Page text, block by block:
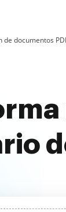
documentos